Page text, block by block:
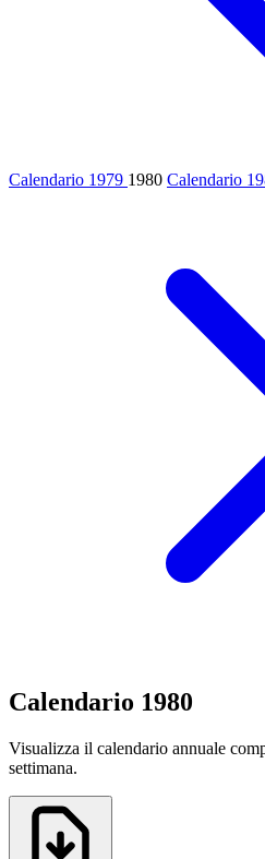
Calendario 1979 1980 Calendario
Calendario 1980
Visualizza il calendario annuale
settimana.